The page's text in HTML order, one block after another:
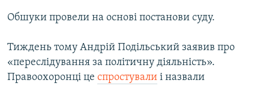
Обшуки провели на основі постанови суду.
Тиждень тому Андрій Подільський заявив про
«переслідування за політичну діяльність».
Правоохоронці це спростували і назвали